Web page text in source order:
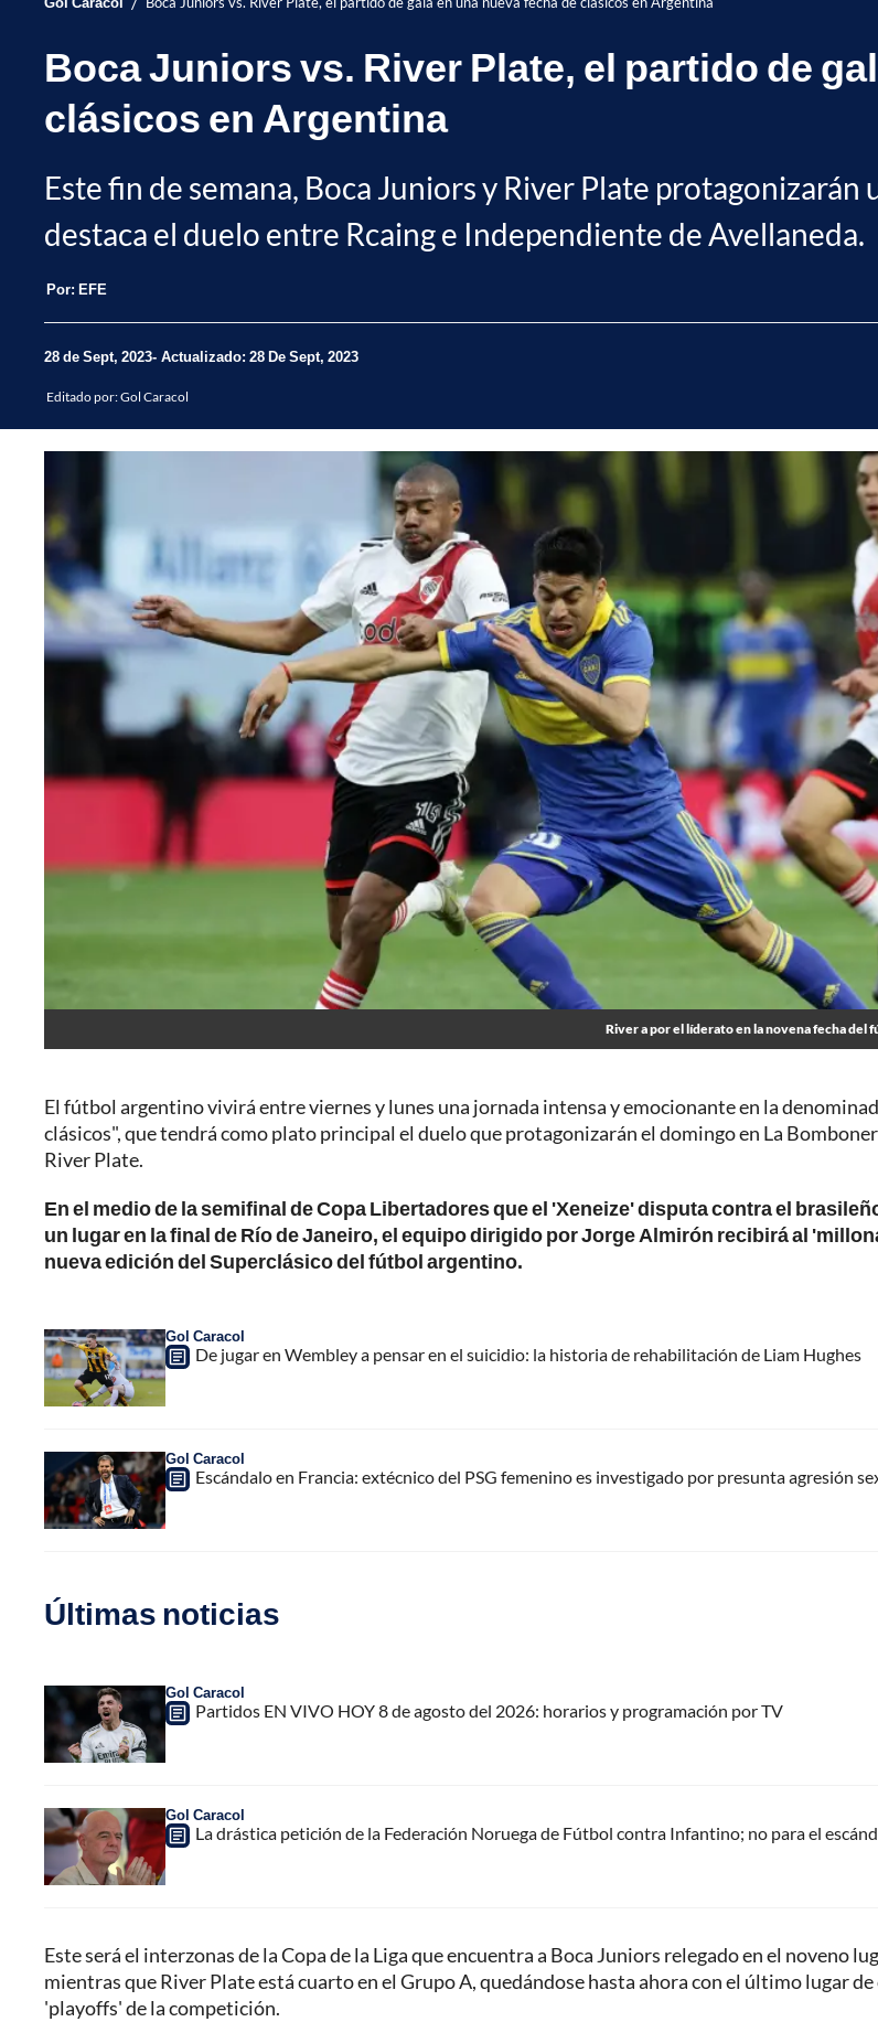
Boca Juniors vs. River Plate, el partido de
clásicos en Argentina
Este fin de semana, Boca Juniors y River Plate
destaca el duelo entre Rcaing e Independiente de Avellaneda.
Por: EFE
28 de Sept, 2023 Actualizado: 28 De Sept, 2023
Editado por:Gol Caracol
River a por el líderato en la novena fecha del
El fútbol argentino vivirá entre viernes y lunes una jornada intensa y emocionante en la
clásicos", que tendrá como plato principal el duelo que protagonizarán el domingo en La
River Plate.
En el medio de la semifinal de Copa Libertadores que el 'Xeneize' disputa contra el
un lugar en la final de Río de Janeiro, el equipo dirigido por Jorge Almirón recibirá al
nueva edición del Superclásico del fútbol argentino.
Gol Caracol
De jugar en Wembley a pensar en el suicidio: la historia de rehabilitación de Liam Hughes
Gol Caracol
Escándalo en Francia: extécnico del PSG femenino es investigado por presunta agresión
Últimas noticias
Gol Caracol
Partidos EN VIVO HOY 8 de agosto del 2026: horarios y programación por TV
Gol Caracol
La drástica petición de la Federación Noruega de Fútbol contra Infantino; no para el
Este será el interzonas de la Copa de la Liga que encuentra a Boca Juniors relegado en el noveno
mientras que River Plate está cuarto en el Grupo A, quedándose hasta ahora con el último lugar
'playoffs' de la competición.